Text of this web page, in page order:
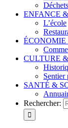
ENFANCE
L’école
CULTURE
Sentier
SANTÉ &
Rechercher: